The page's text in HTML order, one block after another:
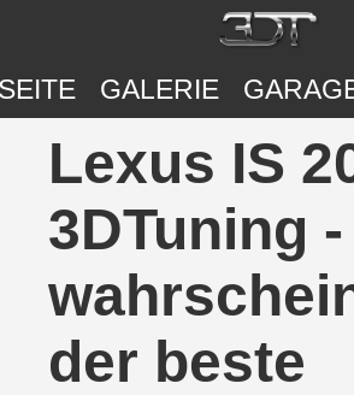
GALERIE
Lexus IS
3DTuning -
der beste